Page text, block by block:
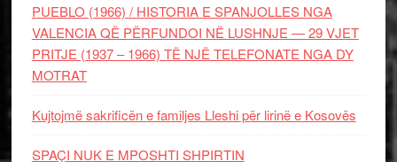
PUEBLO (1966) / HISTORIA E SPANJOLLES NGA
VALENCIA QË PËRFUNDOI NË LUSHNJE — 29 VJET
PRITJE (1937 – 1966) TË NJË TELEFONATE NGA DY
MOTRAT
Kujtojmë sakrificën e familjes Lleshi për lirinë e Kosovës
SPAÇI NUK E MPOSHTI SHPIRTIN